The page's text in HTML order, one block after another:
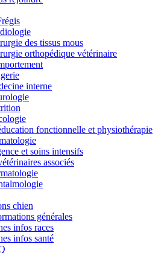
des tissus mous
orthopédique vétérinaire
interne
fonctionnelle et physiothérapie
et soins intensifs
associés
chien
générales
infos races
infos santé